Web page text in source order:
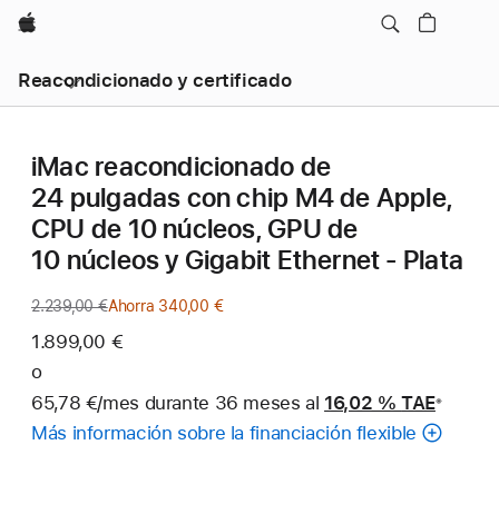
Apple
Reacondicionado y certificado
iMac reacondicionado de
24 pulgadas con chip M4 de Apple,
CPU de 10 núcleos, GPU de
10 núcleos y Gigabit Ethernet - Plata
2.239,00 €Precio
Ahorra 340,00 €
1.899,00 €
o
65,78 €/mes durante 36 meses al 16,02 %TAE
a
※
Más información sobre la financiación flexible